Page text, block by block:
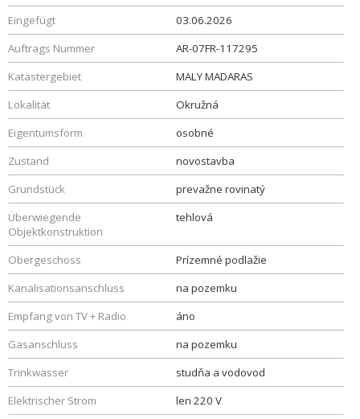
Eingefügt
03.06.2026
Auftrags Nummer
AR-07FR-117295
Katastergebiet
MALY MADARAS
Lokalität
Okružná
Eigentumsform
osobné
Zustand
novostavba
Grundstück
prevažne rovinatý
Überwiegende
Objektkonstruktion
tehlová
Obergeschoss
Prízemné podlažie
Kanalisationsanschluss
na pozemku
Empfang von TV + Radio
áno
Gasanschluss
na pozemku
Trinkwasser
studňa a vodovod
Elektrischer Strom
len 220 V